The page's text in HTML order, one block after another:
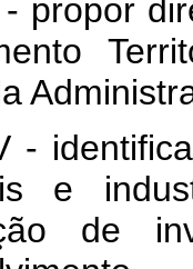
e
e
de